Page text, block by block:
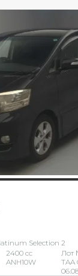
Selection 2
2400 сс
ANH10W
Лот
TAA